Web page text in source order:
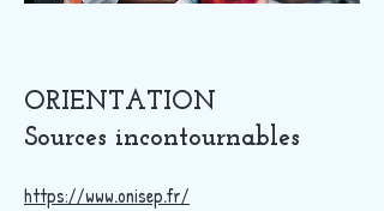
ORIENTATION
Sources incontournables
https://www.onisep.fr/